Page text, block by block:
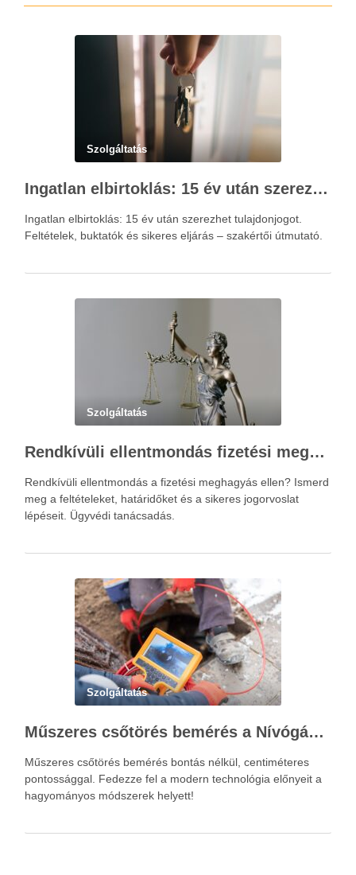
Szolgáltatás
Ingatlan elbirtoklás: 15 év után szerezhet tulajdonjogot – szakértői útmutató
Ingatlan elbirtoklás: 15 év után szerezhet tulajdonjogot.
Feltételek, buktatók és sikeres eljárás – szakértői útmutató.
Szolgáltatás
Rendkívüli ellentmondás fizetési meghagyás ellen – Újváry Zsolt Ügyvédi Iroda
Rendkívüli ellentmondás a fizetési meghagyás ellen? Ismerd
meg a feltételeket, határidőket és a sikeres jogorvoslat
lépéseit. Ügyvédi tanácsadás.
Szolgáltatás
Műszeres csőtörés bemérés a Nívógáz Hungária Kft.-vel
Műszeres csőtörés bemérés bontás nélkül, centiméteres
pontossággal. Fedezze fel a modern technológia előnyeit a
hagyományos módszerek helyett!